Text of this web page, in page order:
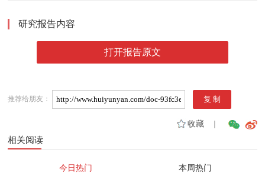
研究报告内容
打开报告原文
推荐给朋友：
收藏|
相关阅读
今日热门 本周热门